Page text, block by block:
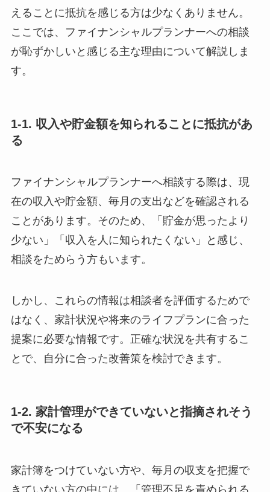
えることに抵抗を感じる方は少なくありません。
ここでは、ファイナンシャルプランナーへの相談
が恥ずかしいと感じる主な理由について解説しま
す。
1-1. 収入や貯金額を知られることに抵抗があ
る
ファイナンシャルプランナーへ相談する際は、現
在の収入や貯金額、毎月の支出などを確認される
ことがあります。そのため、「貯金が思ったより
少ない」「収入を人に知られたくない」と感じ、
相談をためらう方もいます。
しかし、これらの情報は相談者を評価するためで
はなく、家計状況や将来のライフプランに合った
提案に必要な情報です。正確な状況を共有するこ
とで、自分に合った改善策を検討できます。
1-2. 家計管理ができていないと指摘されそう
で不安になる
家計簿をつけていない方や、毎月の収支を把握で
きていない方の中には、「管理不足を責められる